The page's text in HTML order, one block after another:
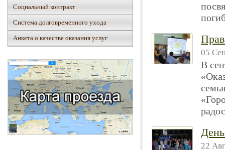
Социальный контракт
Система долговременного ухода
Анкета о качестве оказания услуг
05
В
22